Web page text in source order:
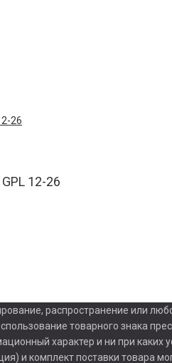
12-26
распространение или
товарного знака
характер и ни при
и комплект поставки товара